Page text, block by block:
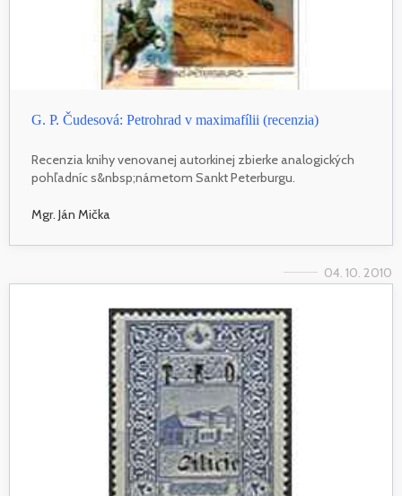
G. P. Čudesová: Petrohrad v maximafílii (recenzia)
Recenzia knihy venovanej autorkinej zbierke analogických
pohľadníc s&nbsp;námetom Sankt Peterburgu.
Mgr. Ján Mička
04. 10. 2010